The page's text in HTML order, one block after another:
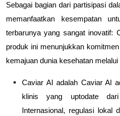
Sebagai bagian dari partisipasi
memanfaatkan kesempatan
terbarunya yang sangat inovatif:
produk ini menunjukkan
kemajuan dunia kesehatan
Caviar AI adalah Caviar Al
klinis yang uptodate
Internasional, regulasi lokal